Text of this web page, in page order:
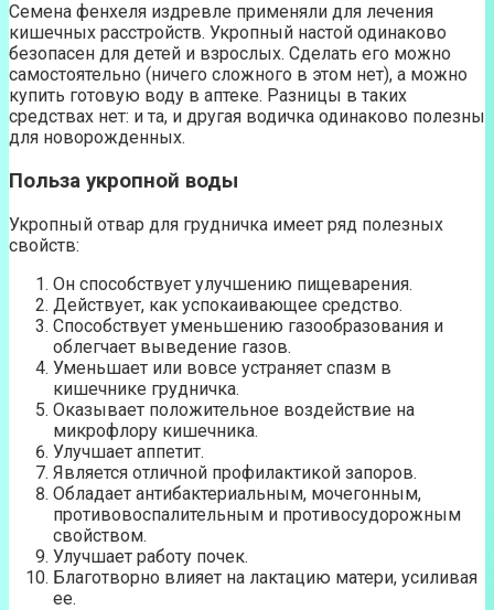
Семена фенхеля издревле применяли для лечения
кишечных расстройств. Укропный настой одинаково
безопасен для детей и взрослых. Сделать его можно
самостоятельно (ничего сложного в этом нет), а можно
купить готовую воду в аптеке. Разницы в таких
средствах нет: и та, и другая водичка одинаково полезны
для новорожденных.
Польза укропной воды
Укропный отвар для грудничка имеет ряд полезных
свойств:
Он способствует улучшению пищеварения.
Действует, как успокаивающее средство.
Способствует уменьшению газообразования и
облегчает выведение газов.
Уменьшает или вовсе устраняет спазм в
кишечнике грудничка.
Оказывает положительное воздействие на
микрофлору кишечника.
Улучшает аппетит.
Является отличной профилактикой запоров.
Обладает антибактериальным, мочегонным,
противовоспалительным и противосудорожным
свойством.
Улучшает работу почек.
Благотворно влияет на лактацию матери, усиливая
ее.